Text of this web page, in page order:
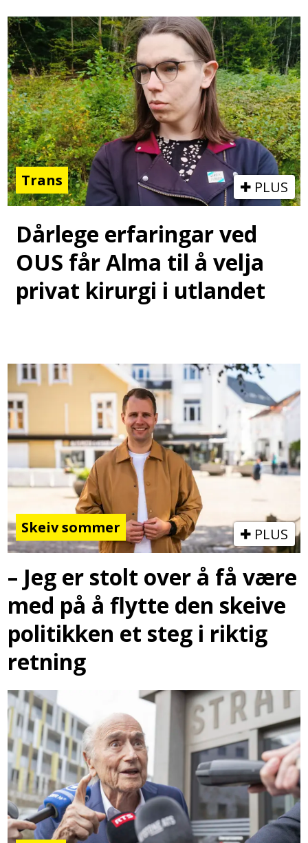
Trans PLUS
Dårlege erfaringar ved
OUS får Alma til å velja
privat kirurgi i utlandet
Skeiv sommer PLUS
– Jeg er stolt over å få være
med på å flytte den skeive
politikken et steg i riktig
retning